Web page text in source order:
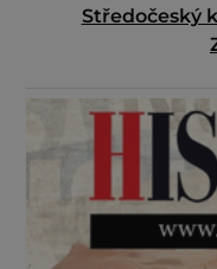
Středočeský